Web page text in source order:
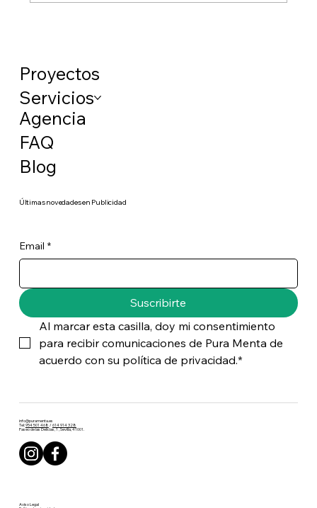
empleados (STJUE)
Proyectos
Servicios
Agencia
FAQ
Blog
​Últimas novedades en Publicidad
Email *
Suscribirte
Al marcar esta casilla, doy mi consentimiento
para recibir comunicaciones de Pura Menta de
acuerdo con su política de privacidad.*
info@puramenta.es
Tel:954 501 468 / 614 914 328
Paseo de las Delicias, 1 , Sevilla, 41001.
Aviso Legal